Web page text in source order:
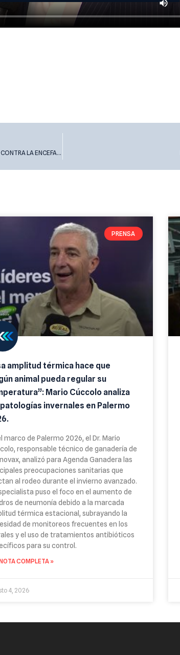
TECNOVAX APROBÓ MÁS DE UN MILLÓN CIEN MIL DOSIS NUEVAS DE VACUNAS CONTRA LA ENCEFALOMIELITIS INFECCIOSA EQUINA
PRENSA
amplitud térmica hace que
animal pueda regular su
Mario Cúccolo analiza
patologías invernales en Palermo
marco de Palermo 2026, el Dr. Mario
responsable técnico de ganadería de
analizó para Agenda Ganadera las
preocupaciones sanitarias que
al rodeo durante el invierno avanzado.
puso el foco en el aumento de
de neumonía debido a la marcada
térmica estacional, subrayando la
de monitoreos frecuentes en los
y el uso de tratamientos antibióticos
para su control.
COMPLETA »
4, 2026